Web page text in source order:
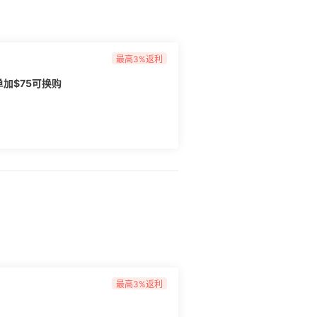
最高3%返利
圣诞大礼包 任意单加$75可换购
最高3%返利